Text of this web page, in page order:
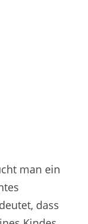
man ein
dass